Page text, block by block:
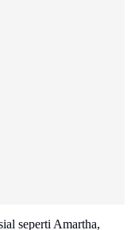
seperti Amartha,